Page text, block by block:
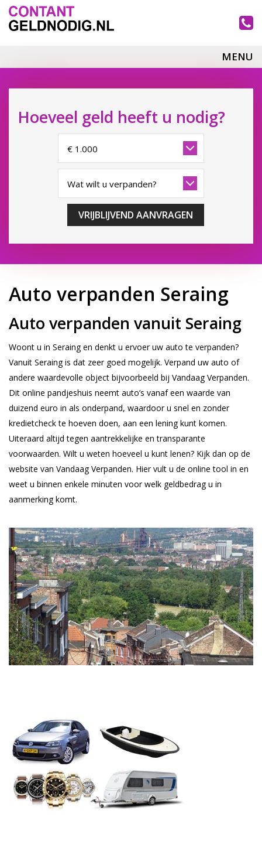
MENU
Hoeveel geld heeft u nodig?
VRIJBLIJVEND AANVRAGEN
Auto verpanden Seraing
Auto verpanden vanuit Seraing
Woont u in Seraing en denkt u ervoer uw auto te verpanden?
Vanuit Seraing is dat zeer goed mogelijk. Verpand uw auto of
andere waardevolle object bijvoorbeeld bij Vandaag Verpanden.
Dit online pandjeshuis neemt auto’s vanaf een waarde van
duizend euro in als onderpand, waardoor u snel en zonder
kredietcheck te hoeven doen, aan een lening kunt komen.
Uiteraard altijd tegen aantrekkelijke en transparante
voorwaarden. Wilt u weten hoeveel u kunt lenen? Kijk dan op de
website van Vandaag Verpanden. Hier vult u de online tool in en
weet u binnen enkele minuten voor welk geldbedrag u in
aanmerking komt.